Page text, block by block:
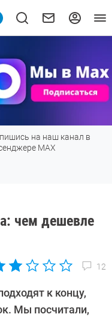
наш канал в
МАХ
чем дешевле
12
к концу,
Мы посчитали,